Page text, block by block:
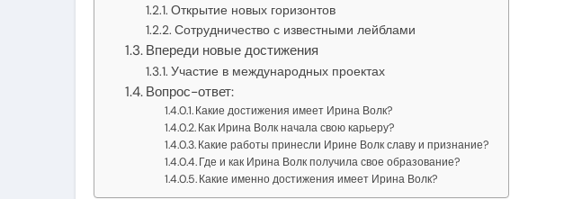
Открытие новых горизонтов
Сотрудничество с известными лейблами
Впереди новые достижения
Участие в международных проектах
Вопрос-ответ:
Какие достижения имеет Ирина Волк?
Как Ирина Волк начала свою карьеру?
Какие работы принесли Ирине Волк славу и признание?
Где и как Ирина Волк получила свое образование?
Какие именно достижения имеет Ирина Волк?